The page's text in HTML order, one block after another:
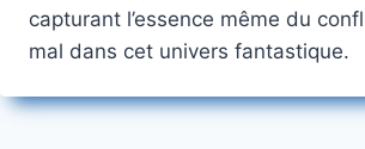
capturant l’essence même du
mal dans cet univers fantastique.